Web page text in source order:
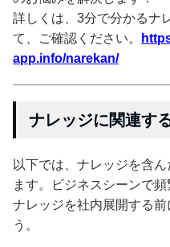
詳しくは、3分で分かるナ
て、ご確認ください。
app.info/narekan/
ナレッジに関連す
以下では、ナレッジを含
ます。ビジネスシーンで
ナレッジを社内展開する
う。